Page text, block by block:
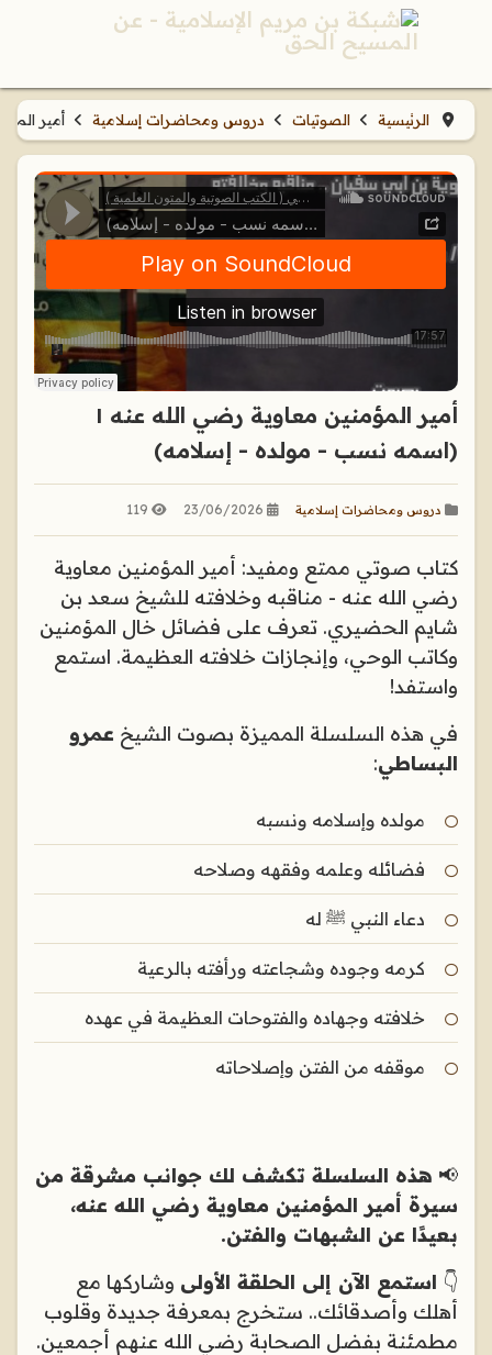
الرئيسية الصوتيات دروس ومحاضرات إسلامية أمير المؤمنين
أمير المؤمنين معاوية رضي الله عنه ١
(اسمه نسب - مولده - إسلامه)
دروس ومحاضرات إسلامية 23/06/2026
119
كتاب صوتي ممتع ومفيد: أمير المؤمنين معاوية
رضي الله عنه - مناقبه وخلافته للشيخ سعد بن
شايم الحضيري. تعرف على فضائل خال المؤمنين
وكاتب الوحي، وإنجازات خلافته العظيمة. استمع
واستفد!
في هذه السلسلة المميزة بصوت الشيخ عمرو
البساطي:
مولده وإسلامه ونسبه
فضائله وعلمه وفقهه وصلاحه
دعاء النبي ﷺ له
كرمه وجوده وشجاعته ورأفته بالرعية
خلافته وجهاده والفتوحات العظيمة في عهده
موقفه من الفتن وإصلاحاته
📢 هذه السلسلة تكشف لك جوانب مشرقة من
سيرة أمير المؤمنين معاوية رضي الله عنه،
بعيدًا عن الشبهات والفتن.
👇 استمع الآن إلى الحلقة الأولى وشاركها مع
أهلك وأصدقائك.. ستخرج بمعرفة جديدة وقلوب
مطمئنة بفضل الصحابة رضي الله عنهم أجمعين.